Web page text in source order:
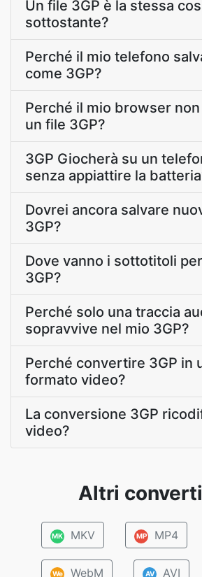
Un file 3GP è la stessa
sottostante?
Perché il mio telefono
come 3GP?
Perché il mio browser
un file 3GP?
3GP Giocherà su un
senza appiattire la
Dovrei ancora salvare
3GP?
Dove vanno i sottotitoli
3GP?
Perché solo una traccia
sopravvive nel mio 3GP?
Perché convertire 3GP in
formato video?
La conversione 3GP
video?
Altri
MK MKV MP MP4
We WebM AV AVI